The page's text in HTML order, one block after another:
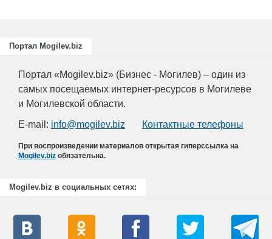
Портал Mogilev.biz
Портал «Mogilev.biz» (Бизнес - Могилев) – один из
самых посещаемых интернет-ресурсов в Могилеве
и Могилевской области.
E-mail: info@mogilev.biz Контактные телефоны
При воспроизведении материалов открытая гиперссылка на
Mogilev.biz обязательна.
Mogilev.biz в социальных сетях: